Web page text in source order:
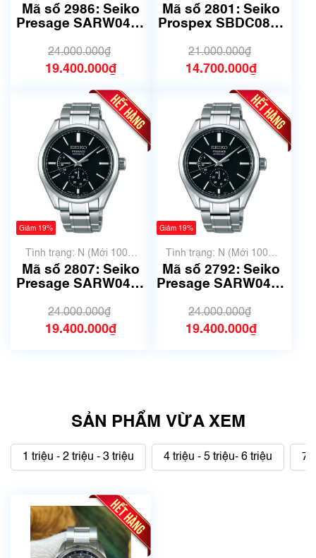
chưa qua sử dụng)
Mã số 2986: Seiko
Presage SARW043 |
24.000.000₫
19.400.000₫
Mã số 2801: Seiko
Prospex SBDC081 |
21.000.000₫
14.700.000₫
Giảm 19%
Tình trạng: N (Mới 100%
chưa qua sử dụng)
Mã số 2807: Seiko
Presage SARW043 |
24.000.000₫
19.400.000₫
Giảm 19%
Tình trạng: N (Mới 100%
chưa qua sử dụng)
Mã số 2792: Seiko
Presage SARW043 |
24.000.000₫
19.400.000₫
SẢN PHẨM VỪA XEM
1 triệu - 2 triệu - 3 triệu 4 triệu - 5 triệu- 6 triệu 7